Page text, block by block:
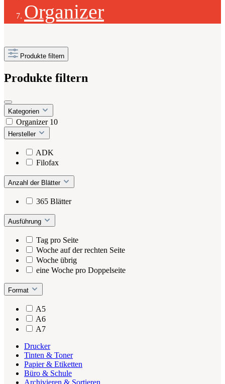
Organizer
Produkte filtern
Produkte filtern
Kategorien
Organizer 10
Hersteller
ADK
Filofax
Anzahl der Blätter
365 Blätter
Ausführung
Tag pro Seite
Woche auf der rechten Seite
Woche übrig
eine Woche pro Doppelseite
Format
A5
A6
A7
Drucker
Tinten & Toner
Papier & Etiketten
Büro & Schule
Archivieren & Sortieren